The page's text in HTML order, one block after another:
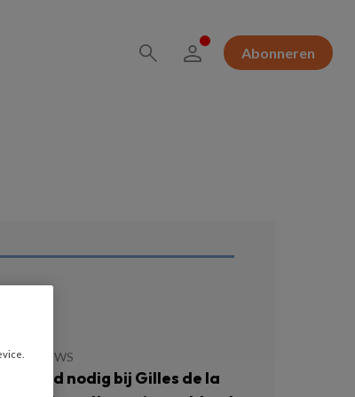
Abonneren
NIEUWS
altijd nodig bij Gilles de la